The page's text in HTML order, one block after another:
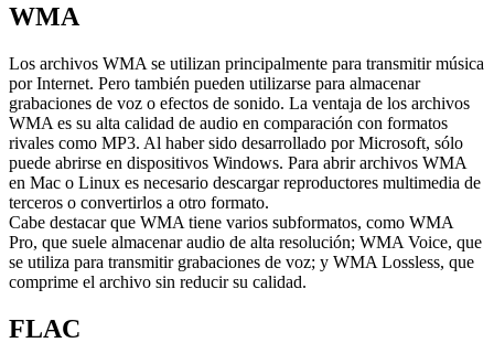
WMA
Los archivos WMA se utilizan principalmente para transmitir música
por Internet. Pero también pueden utilizarse para almacenar
grabaciones de voz o efectos de sonido. La ventaja de los archivos
WMA es su alta calidad de audio en comparación con formatos
rivales como MP3. Al haber sido desarrollado por Microsoft, sólo
puede abrirse en dispositivos Windows. Para abrir archivos WMA
en Mac o Linux es necesario descargar reproductores multimedia de
terceros o convertirlos a otro formato.
Cabe destacar que WMA tiene varios subformatos, como WMA
Pro, que suele almacenar audio de alta resolución; WMA Voice, que
se utiliza para transmitir grabaciones de voz; y WMA Lossless, que
comprime el archivo sin reducir su calidad.
FLAC